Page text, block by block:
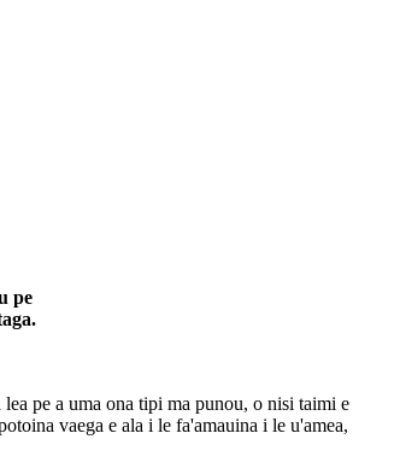
pe
pe a uma ona tipi ma punou, o nisi taimi e
vaega e ala i le fa'amauina i le u'amea,